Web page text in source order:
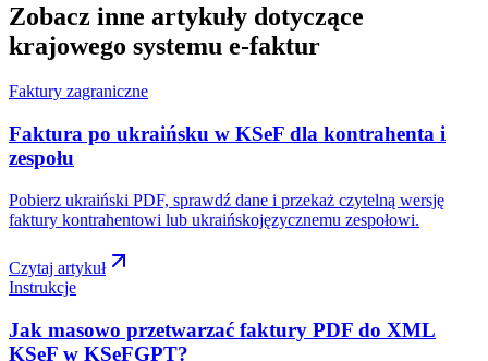
Zobacz inne artykuły dotyczące
krajowego systemu e-faktur
Faktury zagraniczne
Faktura po ukraińsku w KSeF dla kontrahenta i
zespołu
Pobierz ukraiński PDF, sprawdź dane i przekaż czytelną wersję
faktury kontrahentowi lub ukraińskojęzycznemu zespołowi.
Czytaj artykuł
Instrukcje
Jak masowo przetwarzać faktury PDF do XML
KSeF w KSeFGPT?